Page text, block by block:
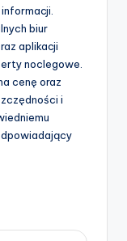
biur
aplikacji
noclegowe.
cenę oraz
i